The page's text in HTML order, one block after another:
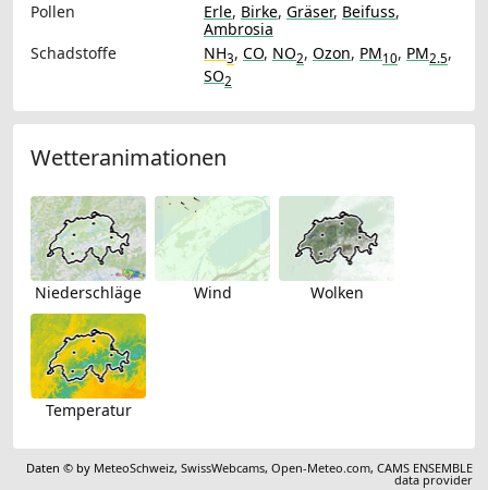
Pollen
Erle, Birke, Gräser, Beifuss,
Ambrosia
Schadstoffe
NH3, CO, NO2, Ozon, PM10, PM2.5,
SO2
Wetteranimationen
Niederschläge Wind Wolken
Temperatur
Daten © by MeteoSchweiz,SwissWebcams,Open-Meteo.com,CAMS ENSEMBLE
data provider